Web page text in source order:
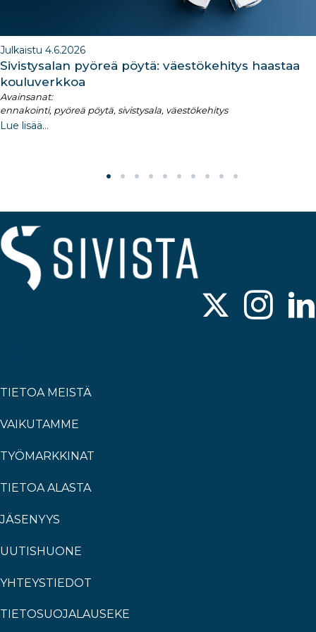
Julkaistu 4.6.2026
Sivistysalan pyöreä pöytä: väestökehitys haastaa
kouluverkkoa
Avainsanat:
ennakointi, pyöreä pöytä, sivistysala, väestökehitys
Lue lisää...
TIETOA MEISTÄ
VAIKUTAMME
TYÖMARKKINAT
TIETOA ALASTA
JÄSENYYS
UUTISHUONE
YHTEYSTIEDOT
TIETOSUOJALAUSEKE